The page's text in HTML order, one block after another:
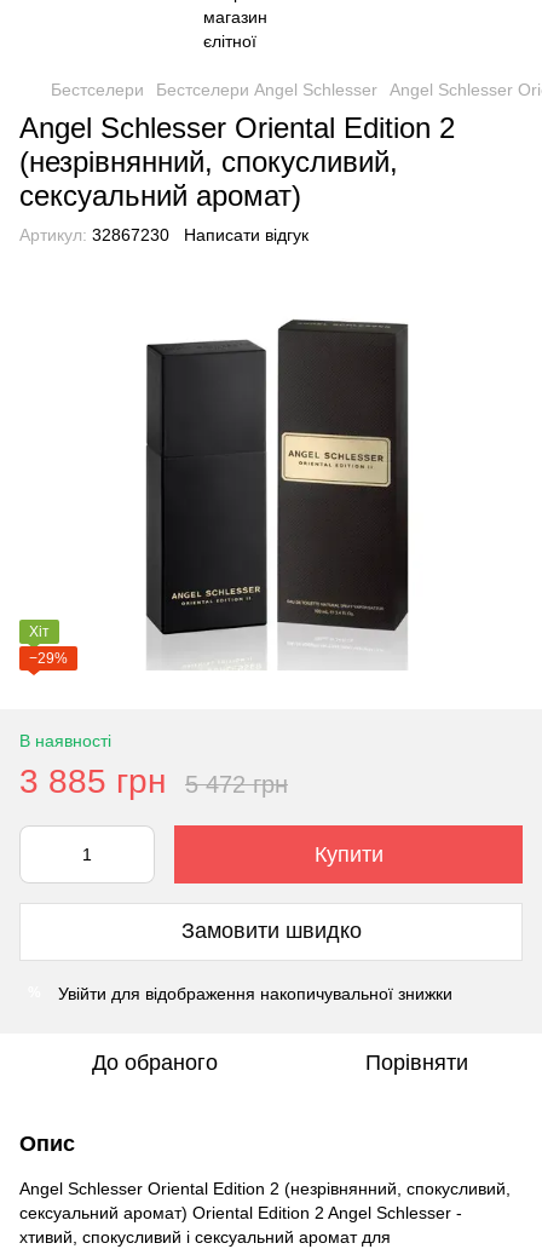
Бестселери Бестселери Angel Schlesser Angel Schlesser
Angel Schlesser Oriental Edition 2
(незрівнянний, спокусливий,
сексуальний аромат)
Артикул: 32867230 Написати відгук
Хіт
−29%
В наявності
3 885 грн 5 472 грн
Купити
Замовити швидко
Увійти для відображення накопичувальної знижки
До обраного Порівняти
Опис
Angel Schlesser Oriental Edition 2 (незрівнянний, спокусливий,
сексуальний аромат) Oriental Edition 2 Angel Schlesser -
хтивий, спокусливий і сексуальний аромат для